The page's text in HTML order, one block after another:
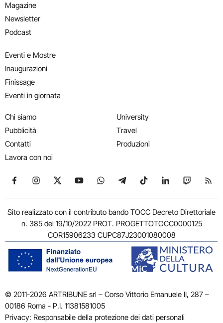
Magazine
Newsletter
Podcast
Eventi e Mostre
Inaugurazioni
Finissage
Eventi in giornata
Chi siamo
Pubblicità
Contatti
Lavora con noi
University
Travel
Produzioni
Seguici su Facebook
Seguici su Instagram
Seguici su X
Seguici su YouTube
Seguici su WhatsApp
Seguici su Telegram
Seguici su TikTok
Seguici su
Seguici
Sito realizzato con il contributo bando TOCC Decreto Direttoriale
n. 385 del 19/10/2022 PROT. PROGETTOTOCC0000125
COR15906233 CUPC87J23001080008
© 2011-2026 ARTRIBUNE srl – Corso Vittorio Emanuele II, 287 –
00186 Roma - P.I. 11381581005
Privacy: Responsabile della protezione dei dati personali